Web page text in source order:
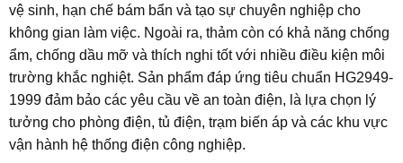
vệ sinh, hạn chế bám bẩn và tạo sự chuyên nghiệp cho
không gian làm việc. Ngoài ra, thảm còn có khả năng chống
ẩm, chống dầu mỡ và thích nghi tốt với nhiều điều kiện môi
trường khắc nghiệt. Sản phẩm đáp ứng tiêu chuẩn HG2949-
1999 đảm bảo các yêu cầu về an toàn điện, là lựa chọn lý
tưởng cho phòng điện, tủ điện, trạm biến áp và các khu vực
vận hành hệ thống điện công nghiệp.